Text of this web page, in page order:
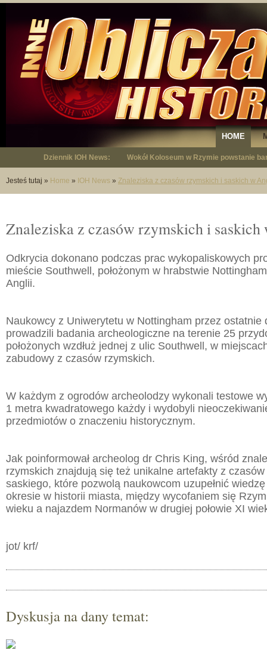
HOME
Dziennik IOH News: Wokół Koloseum w Rzymie powstanie
"Niepodległy - opowieść o Januszu
Jesteś tutaj » Home » IOH News » Znaleziska z czasów rzymskich i saskich w
Znaleziska z czasów rzymskich i
Odkrycia dokonano podczas prac wykopaliskowych
mieście Southwell, położonym w hrabstwie
Anglii.
Naukowcy z Uniwerytetu w Nottingham przez ostatnie
prowadzili badania archeologiczne na terenie 25
położonych wzdłuż jednej z ulic Southwell, w
zabudowy z czasów rzymskich.
W każdym z ogrodów archeolodzy wykonali testowe
1 metra kwadratowego każdy i wydobyli
przedmiotów o znaczeniu historycznym.
Jak poinformował archeolog dr Chris King, wśród
rzymskich znajdują się też unikalne artefakty z
saskiego, które pozwolą naukowcom uzupełnić
okresie w historii miasta, między wycofaniem się
wieku a najazdem Normanów w drugiej połowie XI
jot/ krf/
Dyskusja na dany temat: